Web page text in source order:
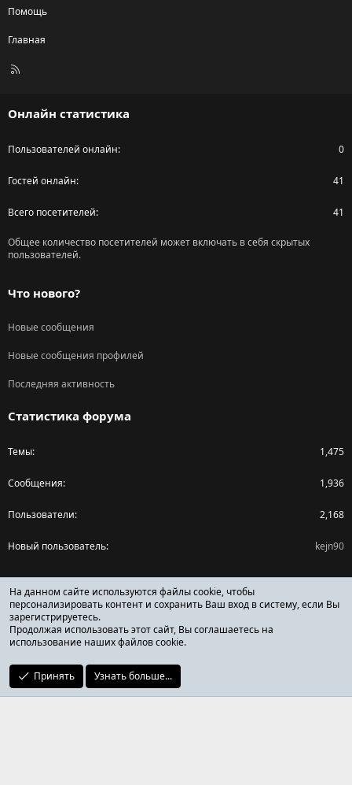
Помощь
Главная
R
Онлайн статистика
Пользователей онлайн 0
Гостей онлайн 41
Всего посетителей 41
Общее количество посетителей может включать в себя скрытых
пользователей.
Что нового?
Новые сообщения
Новые сообщения профилей
Последняя активность
Статистика форума
Темы 1,475
Сообщения 1,936
Пользователи 2,168
Новый пользователь kejn90
Поделиться страницей
Facebook
X (Twitter)
Reddit
ОТЗЫВЫ ОНЛАЙН ФОРУМ
На данном сайте используются файлы cookie, чтобы
персонализировать контент и сохранить Ваш вход в систему, если Вы
зарегистрируетесь.
Продолжая использовать этот сайт, Вы соглашаетесь на
использование наших файлов cookie.
Принять Узнать больше...